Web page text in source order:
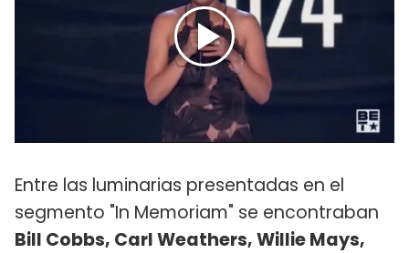
Entre las luminarias presentadas en el
segmento "In Memoriam" se encontraban
Bill Cobbs, Carl Weathers, Willie Mays,